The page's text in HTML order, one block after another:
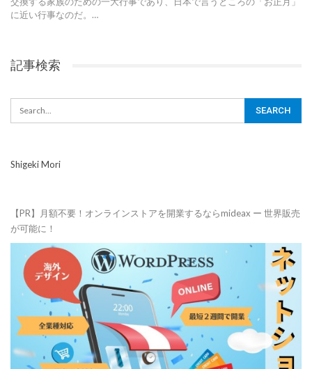
に近い行事なのだ。…
記事検索
Shigeki Mori
【PR】月額不要！オンラインストアを開業するならmideax ー 世界販売
が可能に！